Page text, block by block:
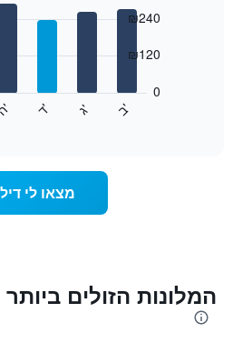
התרשים
התרשים
כולל
1
ב
' ג
' ד
'
0
₪120
₪240
מצאו לי
המלונות הזולים ביותר